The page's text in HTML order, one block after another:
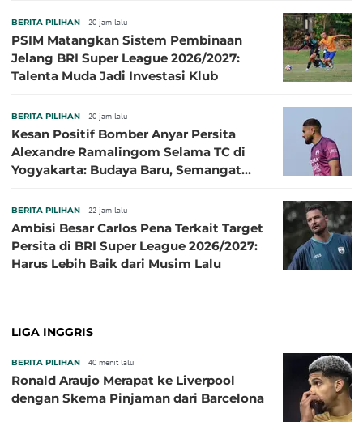
BERITA PILIHAN 20 jam lalu
PSIM Matangkan Sistem Pembinaan
Jelang BRI Super League 2026/2027:
Talenta Muda Jadi Investasi Klub
BERITA PILIHAN 20 jam lalu
Kesan Positif Bomber Anyar Persita
Alexandre Ramalingom Selama TC di
Yogyakarta: Budaya Baru, Semangat
BERITA PILIHAN 22 jam lalu
Ambisi Besar Carlos Pena Terkait Target
Persita di BRI Super League 2026/2027:
Harus Lebih Baik dari Musim Lalu
LIGA INGGRIS
BERITA PILIHAN 40 menit lalu
Ronald Araujo Merapat ke Liverpool
dengan Skema Pinjaman dari Barcelona